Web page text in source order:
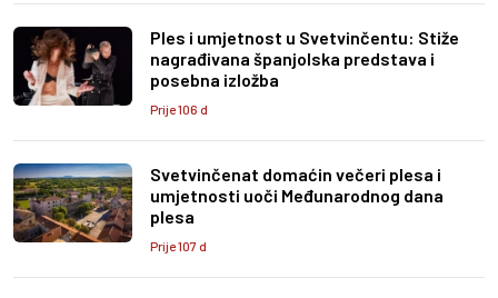
Ples i umjetnost u Svetvinčentu: Stiže
nagrađivana španjolska predstava i
posebna izložba
Prije 106 d
Svetvinčenat domaćin večeri plesa i
umjetnosti uoči Međunarodnog dana
plesa
Prije 107 d